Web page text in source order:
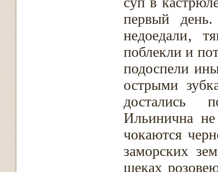
первый
недоедали‚
поблекли и
подоспели
острыми
достались
Ильинична
чокаются
заморских
щеках